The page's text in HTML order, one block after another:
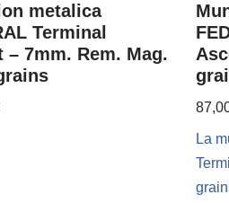
metalica
Terminal
– 7mm. Rem. Mag.
La